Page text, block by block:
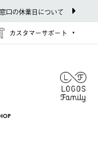
口の休業日について
カスタマーサポート